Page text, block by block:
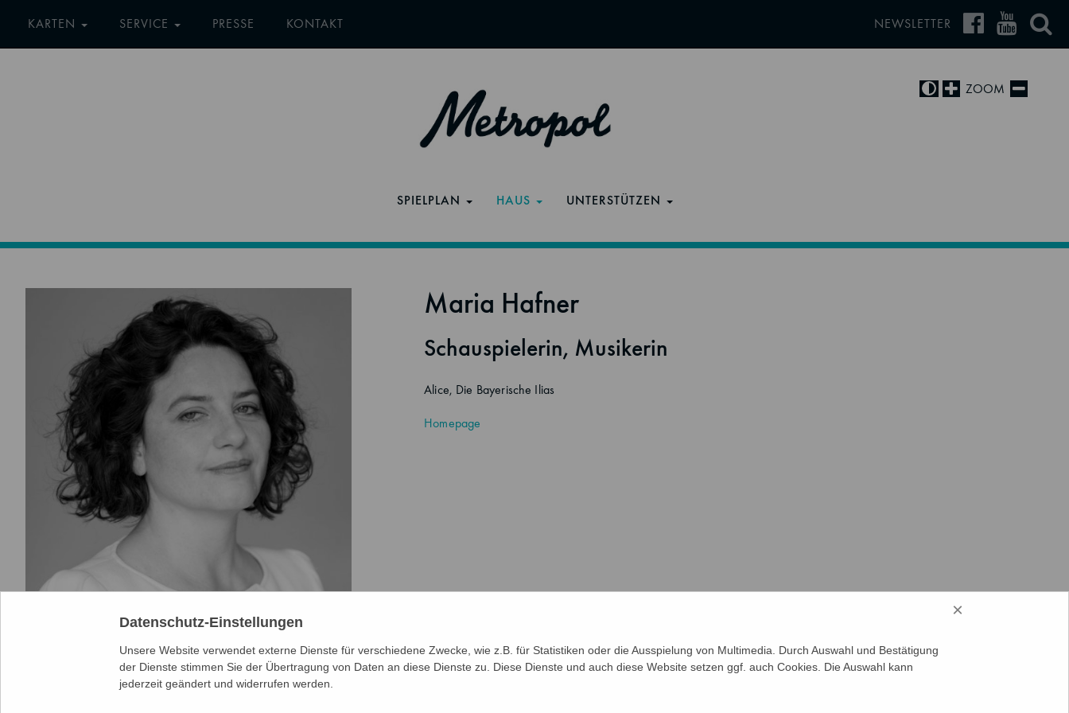
KARTEN SERVICE PRESSE KONTAKT NEWSLETTER
ZOOM
SPIELPLAN HAUS UNTERSTÜTZEN
Maria Hafner
Schauspielerin, Musikerin
Alice, Die Bayerische Ilias
Homepage
Datenschutz-Einstellungen
×
Unsere Website verwendet externe Dienste für verschiedene Zwecke, wie z.B. für Statistiken oder die Ausspielung von Multimedia. Durch Auswahl und Bestätigung
der Dienste stimmen Sie der Übertragung von Daten an diese Dienste zu. Diese Dienste und auch diese Website setzen ggf. auch Cookies. Die Auswahl kann
jederzeit geändert und widerrufen werden.